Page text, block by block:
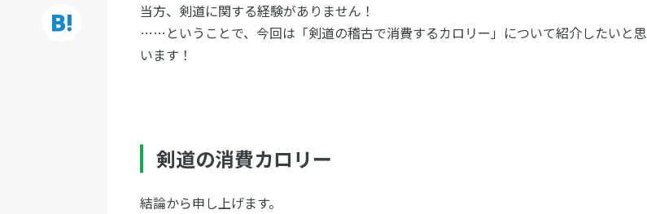
当方、剣道に関する経験がありません！
……ということで、今回は「剣道の稽古で消費するカロリー」について紹介したいと思
います！
剣道の消費カロリー
結論から申し上げます。